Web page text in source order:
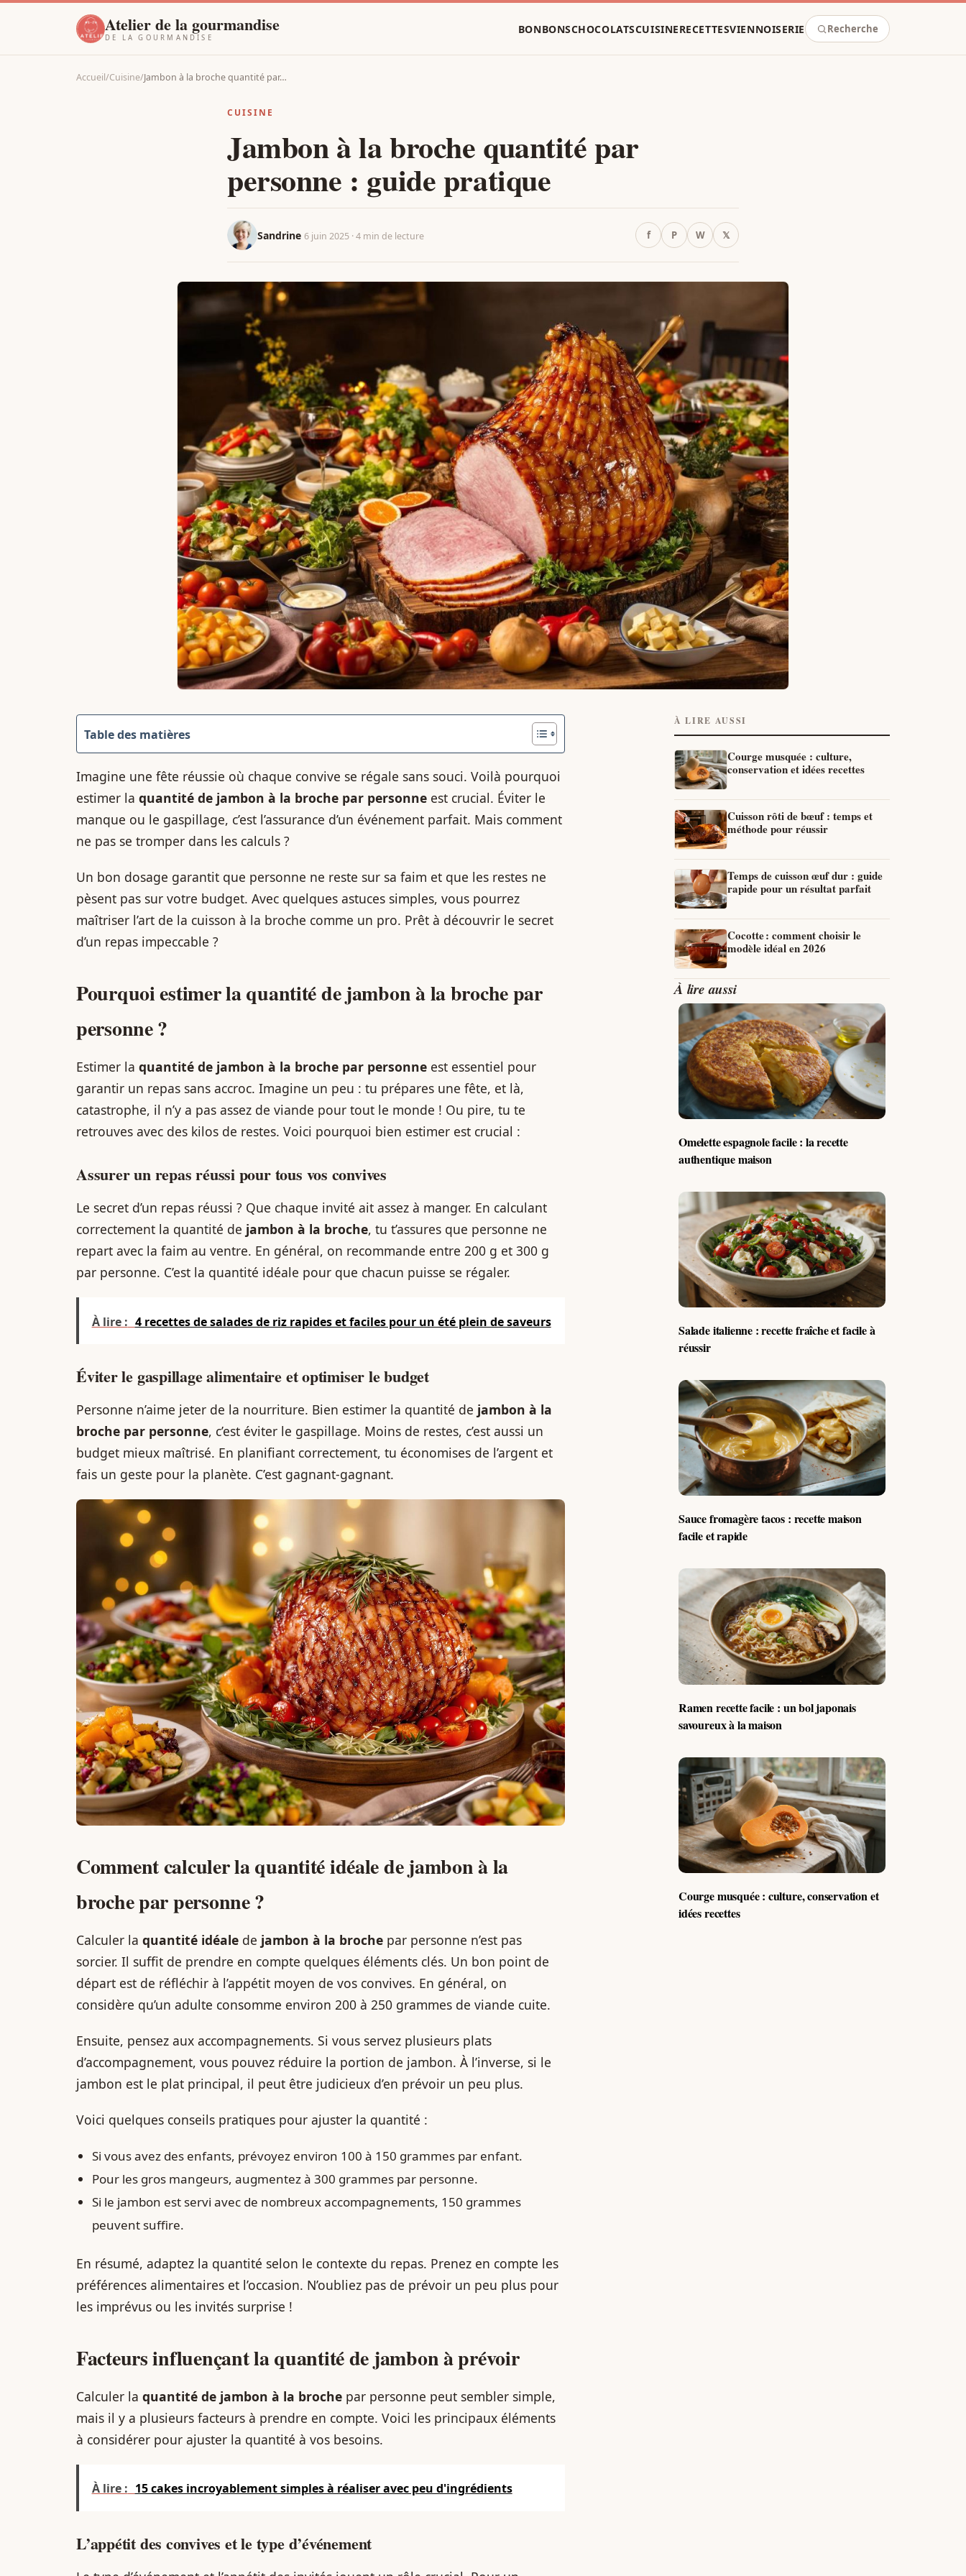
Atelier de la gourmandise
DE LA GOURMANDISE
BONBONSCHOCOLATSCUISINERECETTESVIENNOISERIE Recherche
Accueil/Cuisine/Jambon à la broche quantité par…
CUISINE
Jambon à la broche quantité par
personne : guide pratique
Sandrine 6 juin 2025 · 4 min de lecture f P W 𝕏
Table des matières
Imagine une fête réussie où chaque convive se régale sans souci. Voilà pourquoi
estimer la quantité de jambon à la broche par personne est crucial. Éviter le
manque ou le gaspillage, c’est l’assurance d’un événement parfait. Mais comment
ne pas se tromper dans les calculs ?
Un bon dosage garantit que personne ne reste sur sa faim et que les restes ne
pèsent pas sur votre budget. Avec quelques astuces simples, vous pourrez
maîtriser l’art de la cuisson à la broche comme un pro. Prêt à découvrir le secret
d’un repas impeccable ?
Pourquoi estimer la quantité de jambon à la broche par
personne ?
Estimer la quantité de jambon à la broche par personne est essentiel pour
garantir un repas sans accroc. Imagine un peu : tu prépares une fête, et là,
catastrophe, il n’y a pas assez de viande pour tout le monde ! Ou pire, tu te
retrouves avec des kilos de restes. Voici pourquoi bien estimer est crucial :
Assurer un repas réussi pour tous vos convives
Le secret d’un repas réussi ? Que chaque invité ait assez à manger. En calculant
correctement la quantité de jambon à la broche, tu t’assures que personne ne
repart avec la faim au ventre. En général, on recommande entre 200 g et 300 g
par personne. C’est la quantité idéale pour que chacun puisse se régaler.
À lire : 4 recettes de salades de riz rapides et faciles pour un été plein de saveurs
Éviter le gaspillage alimentaire et optimiser le budget
Personne n’aime jeter de la nourriture. Bien estimer la quantité de jambon à la
broche par personne, c’est éviter le gaspillage. Moins de restes, c’est aussi un
budget mieux maîtrisé. En planifiant correctement, tu économises de l’argent et
fais un geste pour la planète. C’est gagnant-gagnant.
Comment calculer la quantité idéale de jambon à la
broche par personne ?
Calculer la quantité idéale de jambon à la broche par personne n’est pas
sorcier. Il suffit de prendre en compte quelques éléments clés. Un bon point de
départ est de réfléchir à l’appétit moyen de vos convives. En général, on
considère qu’un adulte consomme environ 200 à 250 grammes de viande cuite.
Ensuite, pensez aux accompagnements. Si vous servez plusieurs plats
d’accompagnement, vous pouvez réduire la portion de jambon. À l’inverse, si le
jambon est le plat principal, il peut être judicieux d’en prévoir un peu plus.
Voici quelques conseils pratiques pour ajuster la quantité :
Si vous avez des enfants, prévoyez environ 100 à 150 grammes par enfant.
Pour les gros mangeurs, augmentez à 300 grammes par personne.
Si le jambon est servi avec de nombreux accompagnements, 150 grammes
peuvent suffire.
En résumé, adaptez la quantité selon le contexte du repas. Prenez en compte les
préférences alimentaires et l’occasion. N’oubliez pas de prévoir un peu plus pour
les imprévus ou les invités surprise !
Facteurs influençant la quantité de jambon à prévoir
Calculer la quantité de jambon à la broche par personne peut sembler simple,
mais il y a plusieurs facteurs à prendre en compte. Voici les principaux éléments
à considérer pour ajuster la quantité à vos besoins.
À lire : 15 cakes incroyablement simples à réaliser avec peu d'ingrédients
L’appétit des convives et le type d’événement
À LIRE AUSSI
Courge musquée : culture,
conservation et idées recettes
Cuisson rôti de bœuf : temps et
méthode pour réussir
Temps de cuisson œuf dur : guide
rapide pour un résultat parfait
Cocotte : comment choisir le
modèle idéal en 2026
À lire aussi
Omelette espagnole facile : la recette
authentique maison
Salade italienne : recette fraîche et facile à
réussir
Sauce fromagère tacos : recette maison
facile et rapide
Ramen recette facile : un bol japonais
savoureux à la maison
Courge musquée : culture, conservation et
idées recettes